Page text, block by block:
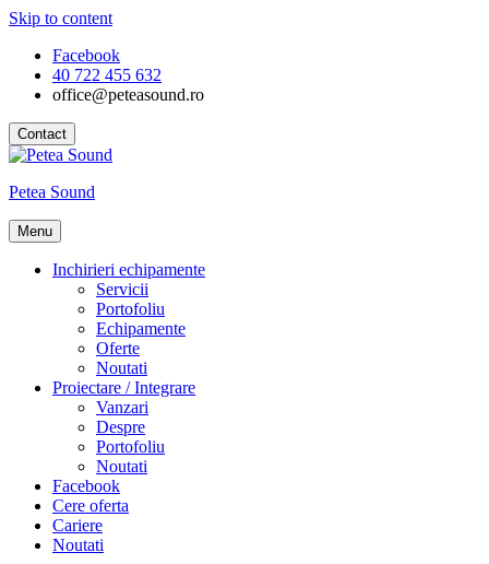
Skip to content
Facebook
40 722 455 632
office@peteasound.ro
Contact
Petea Sound
Menu
Inchirieri echipamente
Servicii
Portofoliu
Echipamente
Oferte
Noutati
Proiectare / Integrare
Vanzari
Despre
Portofoliu
Noutati
Facebook
Cere oferta
Cariere
Noutati